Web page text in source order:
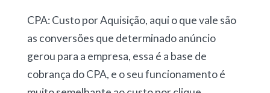
CPA: Custo por Aquisição, aqui o que vale são
as conversões que determinado anúncio
gerou para a empresa, essa é a base de
cobrança do CPA, e o seu funcionamento é